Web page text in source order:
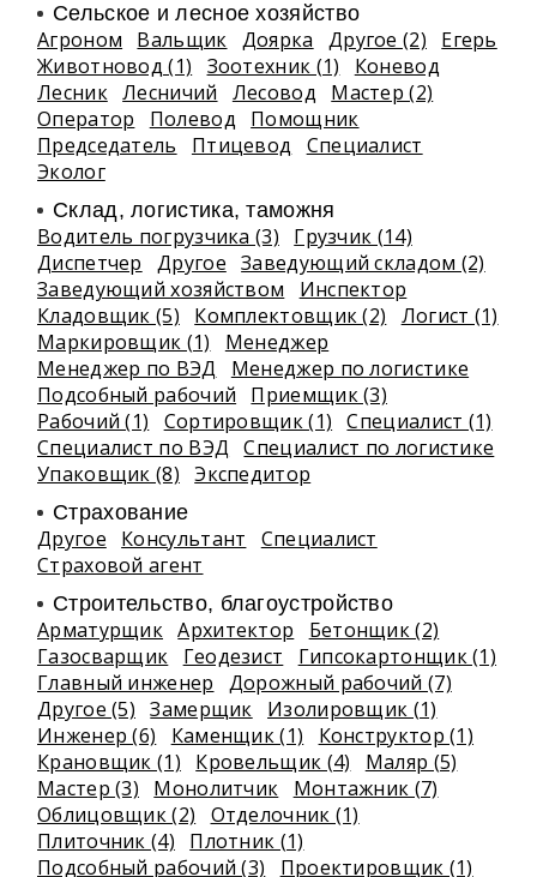
Сельское и лесное хозяйство
Агроном Вальщик Доярка Другое (2)
Егерь
Животновод (1)
Зоотехник (1)
Коневод
Лесник Лесничий Лесовод
Мастер (2)
Оператор
Полевод
Помощник
Председатель
Птицевод
Специалист
Эколог
Склад, логистика, таможня
Водитель погрузчика (3)
Грузчик (14)
Диспетчер
Другое Заведующий складом (2)
Заведующий хозяйством
Инспектор
Кладовщик (5)
Комплектовщик (2)
Логист (1)
Маркировщик (1)
Менеджер
Менеджер по ВЭД
Менеджер по логистике
Подсобный рабочий
Приемщик (3)
Рабочий (1)
Сортировщик (1)
Специалист (1)
Специалист по ВЭД
Специалист по логистике
Упаковщик (8)
Экспедитор
Страхование
Другое Консультант
Специалист
Страховой агент
Строительство, благоустройство
Арматурщик Архитектор
Бетонщик (2)
Газосварщик
Геодезист
Гипсокартонщик (1)
Главный инженер
Дорожный рабочий (7)
Другое (5)
Замерщик
Изолировщик (1)
Инженер (6)
Каменщик (1)
Конструктор (1)
Крановщик (1)
Кровельщик (4)
Маляр (5)
Мастер (3)
Монолитчик
Монтажник (7)
Облицовщик (2)
Отделочник (1)
Плиточник (4)
Плотник (1)
Подсобный рабочий (3)
Проектировщик (1)